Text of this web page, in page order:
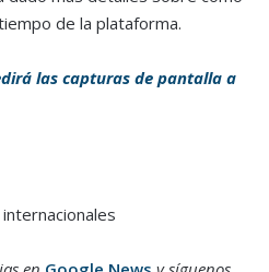
de la plataforma.
las capturas de pantalla a